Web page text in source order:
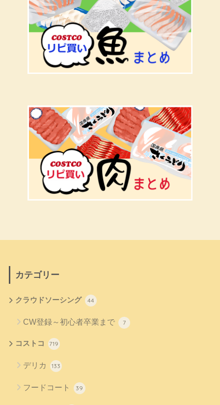
カテゴリー
クラウドソーシング 44
CW登録～初心者卒業まで 7
コストコ 719
デリカ 133
フードコート 39